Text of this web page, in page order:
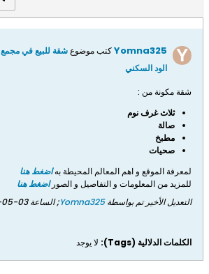
Yomna325كتب موضوعشقة للبيع في مجمع
الود السكني
شقة مكونة من :
ثلاث غرف نوم
صالة
مطبخ
صحيات
لمعرفة الموقع و اهم المعالم المحيطة بهاضغط هنا
للمزيد من المعلومات و التفاصيل و الصوراضغط هنا
التعديل الأخير تم بواسطةYomna325; الساعة03-05-2025, 12:08 AM
الكلمات الدلالية (Tags): لا يوجد